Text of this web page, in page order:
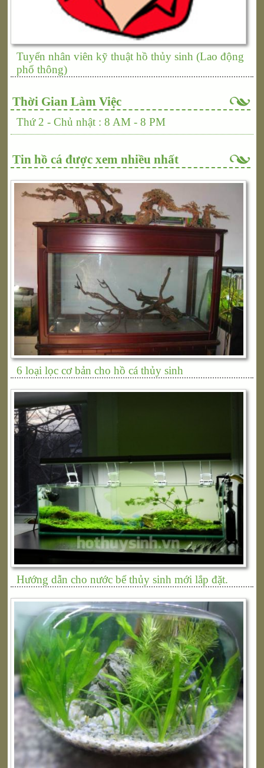
Tuyển nhân viên kỹ thuật hồ thủy sinh (Lao động
phổ thông)
Thời Gian Làm Việc
Thứ 2 - Chủ nhật : 8 AM - 8 PM
Tin hồ cá được xem nhiều nhất
6 loại lọc cơ bản cho hồ cá thủy sinh
Hướng dẫn cho nước bể thủy sinh mới lắp đặt.